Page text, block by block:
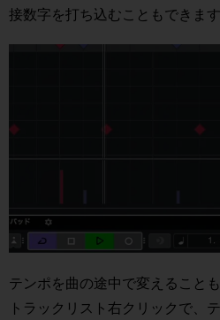
接数字を打ち込むこともできます
テンポを曲の途中で変えることも
トラックリスト右クリックで、